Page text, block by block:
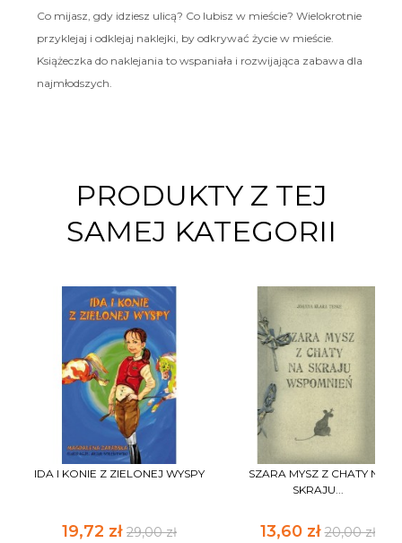
Co mijasz, gdy idziesz ulicą? Co lubisz w mieście? Wielokrotnie
przyklejaj i odklejaj naklejki, by odkrywać życie w mieście.
Książeczka do naklejania to wspaniała i rozwijająca zabawa dla
najmłodszych.
PRODUKTY Z TEJ
SAMEJ KATEGORII
IDA I KONIE Z ZIELONEJ WYSPY
19,72 zł 29,00 zł
SZARA MYSZ Z CHATY NA
SKRAJU...
13,60 zł20,00 zł